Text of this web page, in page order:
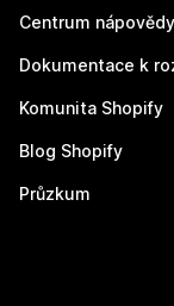
Centrum
Dokumentace k
Komunita Shopify
Blog Shopify
Průzkum